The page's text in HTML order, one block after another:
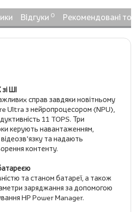
Відгуки 0 Рекомендовані
ШІ
справ завдяки новітньому
Ultra з нейропроцесором (NPU),
11 TOPS. Три
керують навантаженням,
та надають
контенту.
та станом батареї, а також
заряджання за допомогою
HP Power Manager.